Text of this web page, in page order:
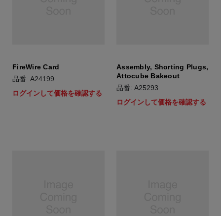
FireWire Card
品番: A24199
ログインして価格を確認する
Assembly, Shorting Plugs,
Attocube Bakeout
品番: A25293
ログインして価格を確認する